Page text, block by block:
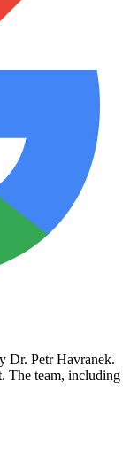
Dr. Petr Havranek.
The team, including